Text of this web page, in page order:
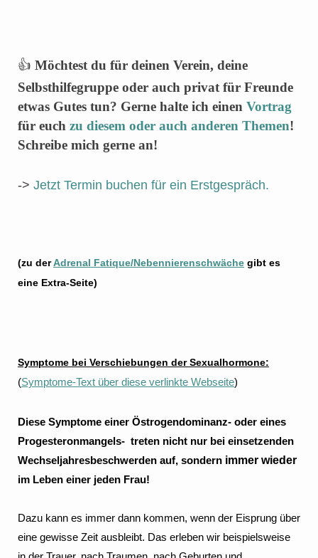
👍 Möchtest du für deinen Verein, deine
Selbsthilfegruppe oder auch privat für Freunde
etwas Gutes tun? Gerne halte ich einen Vortrag
für euch zu diesem oder auch anderen Themen!
Schreibe mich gerne an!
-> Jetzt Termin buchen für ein Erstgespräch.
(zu derAdrenal Fatique/Nebennierenschwäche gibt es
eine Extra-Seite)
Symptome bei Verschiebungen der Sexualhormone:
(Symptome-Text über diese verlinkte Webseite)
Diese Symptome einer Östrogendominanz- oder eines
Progesteronmangels- treten nicht nur bei einsetzenden
Wechseljahresbeschwerden auf, sondern immer wieder
im Leben einer jeden Frau!
Dazu kann es immer dann kommen, wenn der Eisprung über
eine gewisse Zeit ausbleibt. Das erleben wir beispielsweise